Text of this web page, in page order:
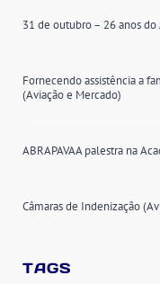
31 de outubro – 26 anos
Fornecendo assistência a
(Aviação e Mercado)
ABRAPAVAA palestra na
Câmaras de Indenização
TAGS